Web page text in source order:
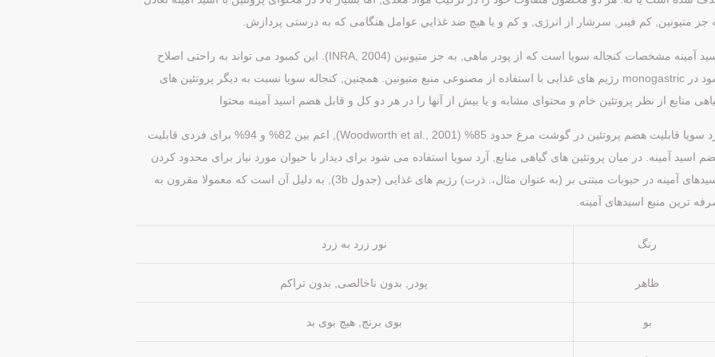
جز متيونين, کم فیبر, سرشار از انرژی, و کم و یا هیچ ضد غذايي عوامل هنگامی که به درستی پردازش.
اسید آمینه مشخصات کنجاله سویا است که از پودر ماهی, به جز متيونين (INRA, 2004). این کمبود می تواند به راحتی اصلاح
شود در monogastric رژیم های غذایی با استفاده از مصنوعی منبع متيونين. همچنین, کنجاله سویا نسبت به دیگر پروتئین های
منابع از نظر پروتئين خام و محتوای مشابه و یا بیش از آنها را در هر دو کل و قابل هضم اسید آمینه محتوا
آرد سویا قابلیت هضم پروتئین در گوشت مرغ حدود 85% (Woodworth et al., 2001), اعم بین 82% و 94% برای فردی قابلیت
اسید آمینه. در میان پروتئین های گیاهی منابع, آرد سویا استفاده می شود برای دیدار با حیوان مورد نیاز برای محدود کردن
اسیدهای آمینه در حبوبات مبتنی بر (به عنوان مثال،. ذرت) رژیم های غذایی (جدول 3b), به دلیل آن است که معمولا مقرون به
ترین منبع اسیدهای آمینه.
رنگ نور زرد به زرد
ظاهر پودر, بدون ناخالصی, بدون تراکم
بو بوی برنج, هیچ بوی بد